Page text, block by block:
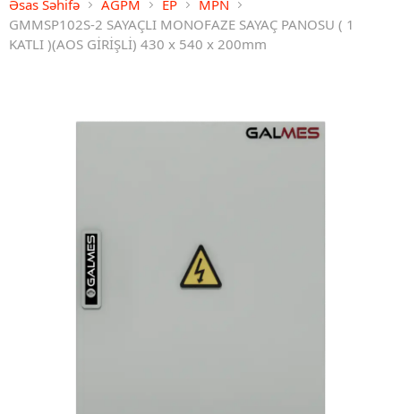
Əsas Səhifə AGPM EP
MPN
GMMSP102S-2 SAYAÇLI MONOFAZE SAYAÇ PANOSU ( 1
KATLI )(AOS GİRİŞLİ) 430 x 540 x 200mm